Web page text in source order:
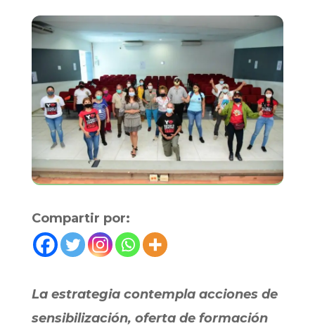
Compartir por:
La estrategia contempla acciones de
sensibilización, oferta de formación